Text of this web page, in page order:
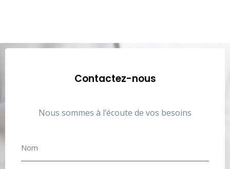
Contactez-nous
Nous sommes à l’écoute de vos besoins
N
o